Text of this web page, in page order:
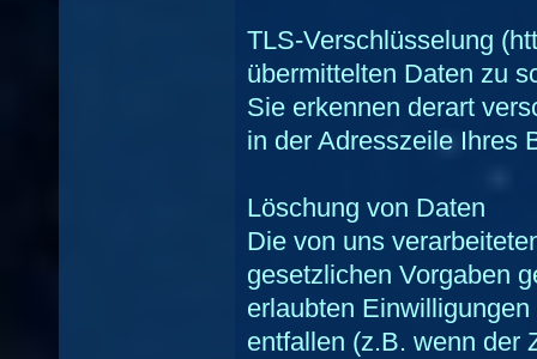
TLS-Verschlüsselung
übermittelten Daten zu
Sie erkennen derart
in der Adresszeile Ihres
Löschung von Daten
Die von uns
gesetzlichen Vorgaben
erlaubten
entfallen (z.B. wenn der